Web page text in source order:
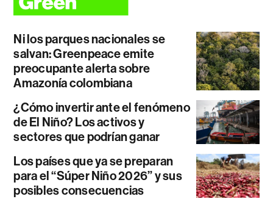
Ni los parques nacionales se
salvan: Greenpeace emite
preocupante alerta sobre
Amazonía colombiana
¿Cómo invertir ante el fenómeno
de El Niño? Los activos y
sectores que podrían ganar
Los países que ya se preparan
para el “Súper Niño 2026” y sus
posibles consecuencias